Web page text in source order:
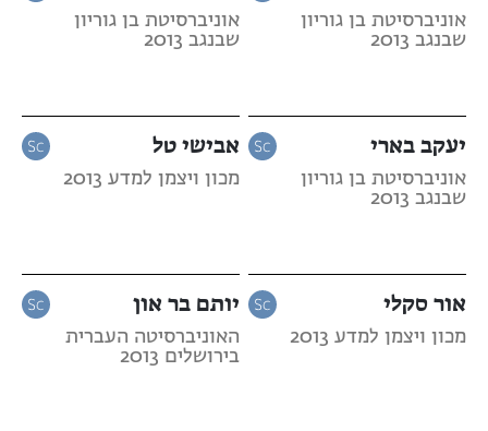
אוניברסיטת בן גוריון
שבנגב 2013
אוניברסיטת בן גוריון
שבנגב 2013
יעקב בארי
אוניברסיטת בן גוריון
שבנגב 2013
אבישי טל
מכון ויצמן למדע 2013
אור סקלי
מכון ויצמן למדע 2013
יותם בר און
האוניברסיטה העברית
בירושלים 2013